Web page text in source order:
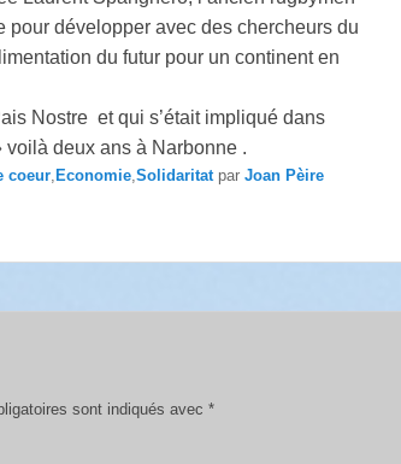
pour développer avec des chercheurs du
du futur pour un continent en
Nostre et qui s’était impliqué dans
deux ans à Narbonne .
coeur Economie Solidaritat par Joan Pèire
sont indiqués avec *